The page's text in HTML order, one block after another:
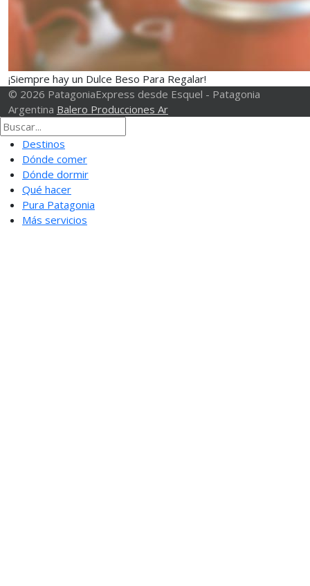
¡Siempre hay un Dulce Beso Para Regalar!
© 2026 PatagoniaExpress desde Esquel - Patagonia
Argentina Balero Producciones Ar
Destinos
Dónde comer
Dónde dormir
Qué hacer
Pura Patagonia
Más servicios